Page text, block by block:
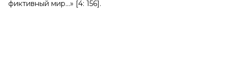
фиктивный мир…» [4: 156].